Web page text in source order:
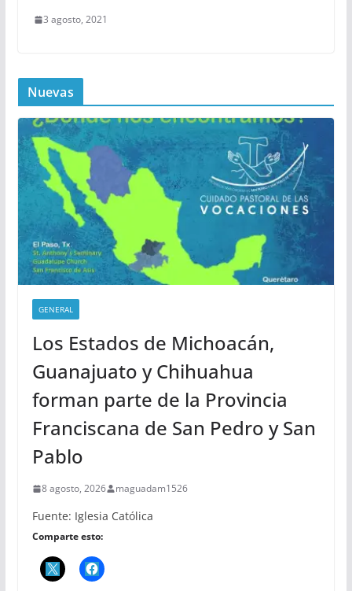
3 agosto, 2021
Nuevas
GENERAL
Los Estados de Michoacán,
Guanajuato y Chihuahua
forman parte de la Provincia
Franciscana de San Pedro y San
Pablo
8 agosto, 2026 maguadam1526
Fuente: Iglesia Católica
Comparte esto: